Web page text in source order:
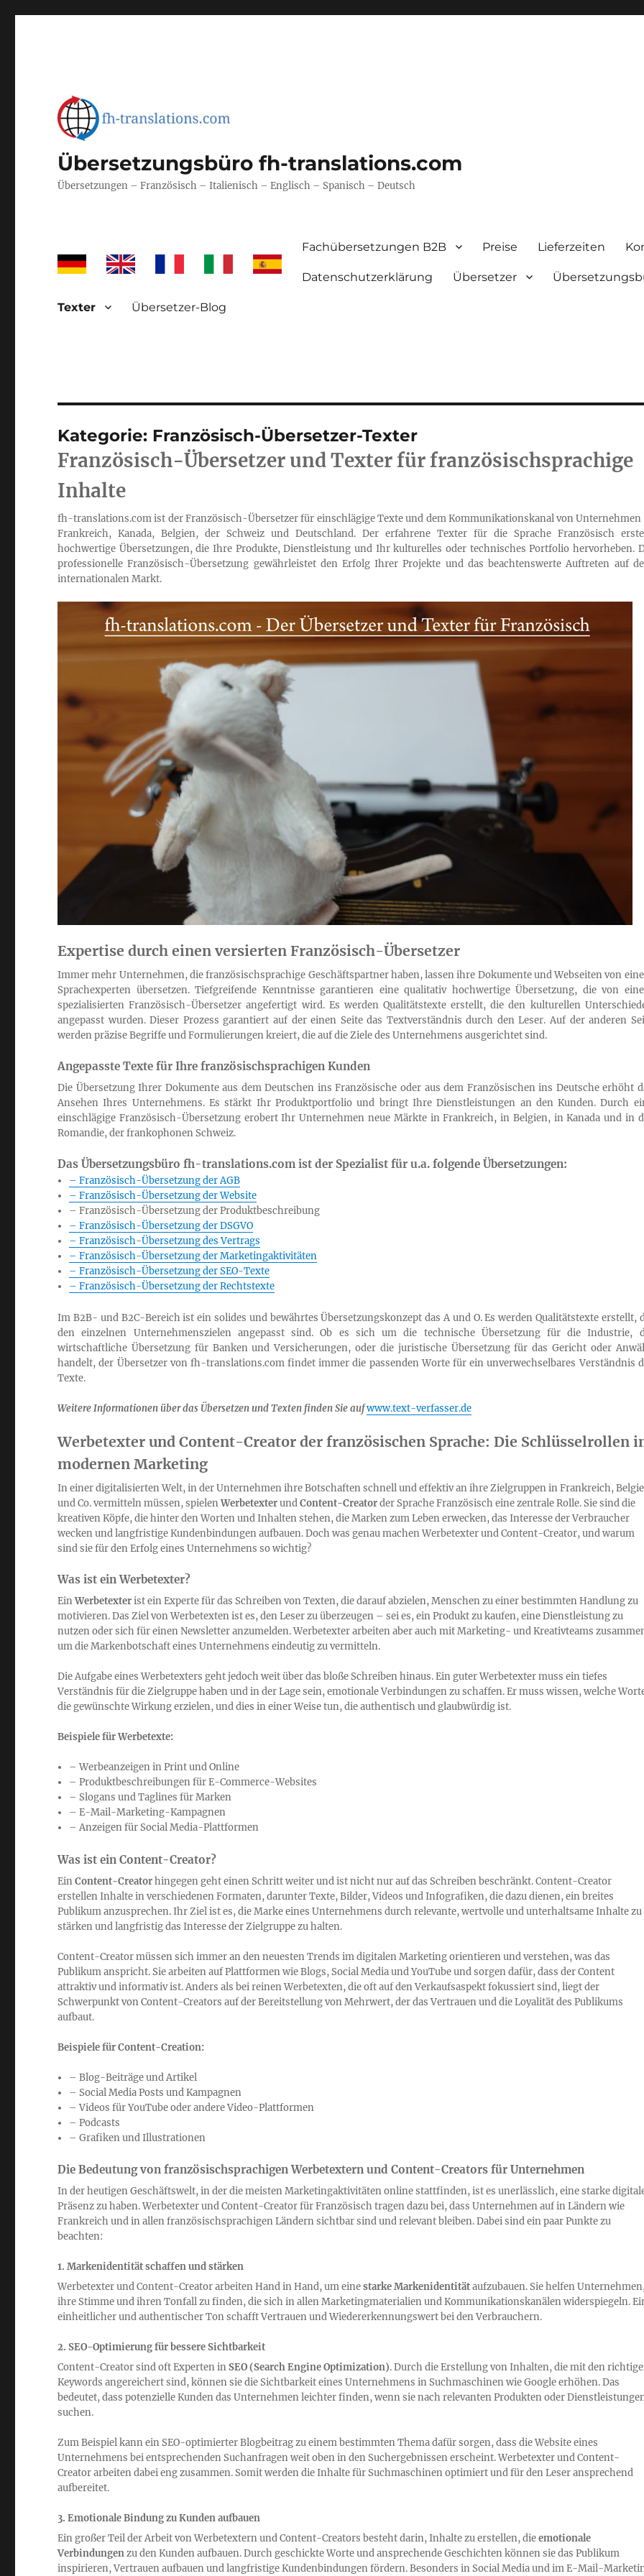
Übersetzungsbüro fh-translations.com
Übersetzungen – Französisch – Italienisch – Englisch – Spanisch – Deutsch
Fachübersetzungen B2B Preise Lieferzeiten
Datenschutzerklärung Übersetzer
Texter Übersetzer-Blog
Kategorie: Französisch-Übersetzer-Texter
Französisch-Übersetzer und Texter für französischsprachige
Inhalte
fh-translations.com ist der Französisch-Übersetzer für einschlägige Texte und dem Kommunikationskanal von Unternehmen
Frankreich, Kanada, Belgien, der Schweiz und Deutschland. Der erfahrene Texter für die Sprache Französisch
hochwertige Übersetzungen, die Ihre Produkte, Dienstleistung und Ihr kulturelles oder technisches Portfolio hervorheben.
professionelle Französisch-Übersetzung gewährleistet den Erfolg Ihrer Projekte und das beachtenswerte Auftreten auf
internationalen Markt.
Expertise durch einen versierten Französisch-Übersetzer
Immer mehr Unternehmen, die französischsprachige Geschäftspartner haben, lassen ihre Dokumente und Webseiten von
Sprachexperten übersetzen. Tiefgreifende Kenntnisse garantieren eine qualitativ hochwertige Übersetzung, die von
spezialisierten Französisch-Übersetzer angefertigt wird. Es werden Qualitätstexte erstellt, die den kulturellen
angepasst wurden. Dieser Prozess garantiert auf der einen Seite das Textverständnis durch den Leser. Auf der anderen
werden präzise Begriffe und Formulierungen kreiert, die auf die Ziele des Unternehmens ausgerichtet sind.
Angepasste Texte für Ihre französischsprachigen Kunden
Die Übersetzung Ihrer Dokumente aus dem Deutschen ins Französische oder aus dem Französischen ins Deutsche erhöht
Ansehen Ihres Unternehmens. Es stärkt Ihr Produktportfolio und bringt Ihre Dienstleistungen an den Kunden. Durch
einschlägige Französisch-Übersetzung erobert Ihr Unternehmen neue Märkte in Frankreich, in Belgien, in Kanada und in
Romandie, der frankophonen Schweiz.
Das Übersetzungsbüro fh-translations.com ist der Spezialist für u.a. folgende Übersetzungen:
– Französisch-Übersetzung der AGB
– Französisch-Übersetzung der Website
– Französisch-Übersetzung der Produktbeschreibung
– Französisch-Übersetzung der DSGVO
– Französisch-Übersetzung des Vertrags
– Französisch-Übersetzung der Marketingaktivitäten
– Französisch-Übersetzung der SEO-Texte
– Französisch-Übersetzung der Rechtstexte
Im B2B- und B2C-Bereich ist ein solides und bewährtes Übersetzungskonzept das A und O. Es werden Qualitätstexte erstellt,
den einzelnen Unternehmenszielen angepasst sind. Ob es sich um die technische Übersetzung für die Industrie,
wirtschaftliche Übersetzung für Banken und Versicherungen, oder die juristische Übersetzung für das Gericht oder
handelt, der Übersetzer von fh-translations.com findet immer die passenden Worte für ein unverwechselbares Verständnis
Texte.
Weitere Informationen über das Übersetzen und Texten finden Sie aufwww.text-verfasser.de
Werbetexter und Content-Creator der französischen Sprache: Die Schlüsselrollen
modernen Marketing
In einer digitalisierten Welt, in der Unternehmen ihre Botschaften schnell und effektiv an ihre Zielgruppen in Frankreich,
und Co. vermitteln müssen, spielenWerbetexterundContent-Creatorder Sprache Französisch eine zentrale Rolle. Sie sind die
kreativen Köpfe, die hinter den Worten und Inhalten stehen, die Marken zum Leben erwecken, das Interesse der Verbraucher
wecken und langfristige Kundenbindungen aufbauen. Doch was genau machen Werbetexter und Content-Creator, und warum
sind sie für den Erfolg eines Unternehmens so wichtig?
Was ist ein Werbetexter?
EinWerbetexterist ein Experte für das Schreiben von Texten, die darauf abzielen, Menschen zu einer bestimmten Handlung zu
motivieren. Das Ziel von Werbetexten ist es, den Leser zu überzeugen – sei es, ein Produkt zu kaufen, eine Dienstleistung zu
nutzen oder sich für einen Newsletter anzumelden. Werbetexter arbeiten aber auch mit Marketing- und Kreativteams
um die Markenbotschaft eines Unternehmens eindeutig zu vermitteln.
Die Aufgabe eines Werbetexters geht jedoch weit über das bloße Schreiben hinaus. Ein guter Werbetexter muss ein tiefes
Verständnis für die Zielgruppe haben und in der Lage sein, emotionale Verbindungen zu schaffen. Er muss wissen, welche
die gewünschte Wirkung erzielen, und dies in einer Weise tun, die authentisch und glaubwürdig ist.
Beispiele für Werbetexte:
– Werbeanzeigen in Print und Online
– Produktbeschreibungen für E-Commerce-Websites
– Slogans und Taglines für Marken
– E-Mail-Marketing-Kampagnen
– Anzeigen für Social Media-Plattformen
Was ist ein Content-Creator?
EinContent-Creatorhingegen geht einen Schritt weiter und ist nicht nur auf das Schreiben beschränkt. Content-Creator
erstellen Inhalte in verschiedenen Formaten, darunter Texte, Bilder, Videos und Infografiken, die dazu dienen, ein breites
Publikum anzusprechen. Ihr Ziel ist es, die Marke eines Unternehmens durch relevante, wertvolle und unterhaltsame Inhalte zu
stärken und langfristig das Interesse der Zielgruppe zu halten.
Content-Creator müssen sich immer an den neuesten Trends im digitalen Marketing orientieren und verstehen, was das
Publikum anspricht. Sie arbeiten auf Plattformen wie Blogs, Social Media und YouTube und sorgen dafür, dass der Content
attraktiv und informativ ist. Anders als bei reinen Werbetexten, die oft auf den Verkaufsaspekt fokussiert sind, liegt der
Schwerpunkt von Content-Creators auf der Bereitstellung von Mehrwert, der das Vertrauen und die Loyalität des Publikums
aufbaut.
Beispiele für Content-Creation:
– Blog-Beiträge und Artikel
– Social Media Posts und Kampagnen
– Videos für YouTube oder andere Video-Plattformen
– Podcasts
– Grafiken und Illustrationen
Die Bedeutung von französischsprachigen Werbetextern und Content-Creators für Unternehmen
In der heutigen Geschäftswelt, in der die meisten Marketingaktivitäten online stattfinden, ist es unerlässlich, eine starke
Präsenz zu haben. Werbetexter und Content-Creator für Französisch tragen dazu bei, dass Unternehmen auf in Ländern wie
Frankreich und in allen französischsprachigen Ländern sichtbar sind und relevant bleiben. Dabei sind ein paar Punkte zu
beachten:
1.Markenidentität schaffen und stärken
Werbetexter und Content-Creator arbeiten Hand in Hand, um einestarke Markenidentitätaufzubauen. Sie helfen
ihre Stimme und ihren Tonfall zu finden, die sich in allen Marketingmaterialien und Kommunikationskanälen widerspiegeln.
einheitlicher und authentischer Ton schafft Vertrauen und Wiedererkennungswert bei den Verbrauchern.
2.SEO-Optimierung für bessere Sichtbarkeit
Content-Creator sind oft Experten inSEO (Search Engine Optimization). Durch die Erstellung von Inhalten, die mit den
Keywords angereichert sind, können sie die Sichtbarkeit eines Unternehmens in Suchmaschinen wie Google erhöhen. Das
bedeutet, dass potenzielle Kunden das Unternehmen leichter finden, wenn sie nach relevanten Produkten oder
suchen.
Zum Beispiel kann ein SEO-optimierter Blogbeitrag zu einem bestimmten Thema dafür sorgen, dass die Website eines
Unternehmens bei entsprechenden Suchanfragen weit oben in den Suchergebnissen erscheint. Werbetexter und Content-
Creator arbeiten dabei eng zusammen. Somit werden die Inhalte für Suchmaschinen optimiert und für den Leser ansprechend
aufbereitet.
3.Emotionale Bindung zu Kunden aufbauen
Ein großer Teil der Arbeit von Werbetextern und Content-Creators besteht darin, Inhalte zu erstellen, dieemotionale
Verbindungenzu den Kunden aufbauen. Durch geschickte Worte und ansprechende Geschichten können sie das Publikum
inspirieren, Vertrauen aufbauen und langfristige Kundenbindungen fördern. Besonders in Social Media und im E-Mail-